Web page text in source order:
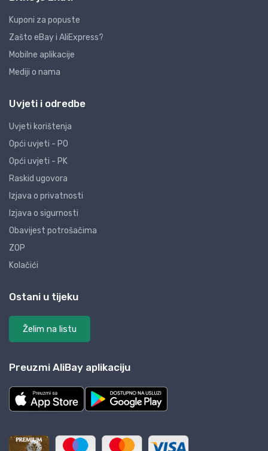
Kuponi za popuste
Zašto eBay i AliExpress?
Mobilne aplikacije
Mediji o nama
Uvjeti i odredbe
Uvjeti korištenja
Opći uvjeti - PO
Opći uvjeti - PK
Raskid ugovora
Izjava o privatnosti
Izjava o sigurnosti
Obavijest potrošačima
ZOP
Kolačići
Ostani u tijeku
Želim na listu
Preuzmi AliBay aplikaciju